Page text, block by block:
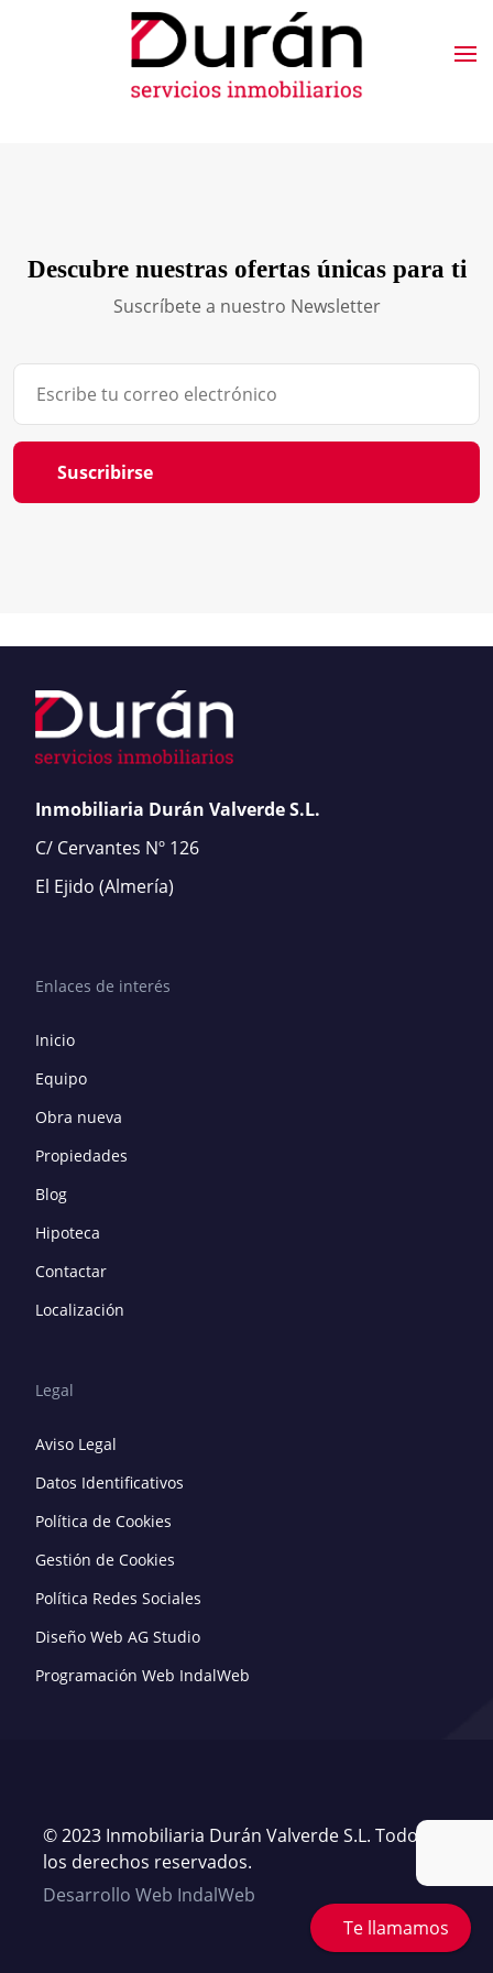
Descubre nuestras ofertas únicas para ti
Suscríbete a nuestro Newsletter
Suscribirse
Inmobiliaria Durán Valverde S.L.
C/ Cervantes Nº 126
El Ejido (Almería)
Enlaces de interés
Inicio
Equipo
Obra nueva
Propiedades
Blog
Hipoteca
Contactar
Localización
Legal
Aviso Legal
Datos Identificativos
Política de Cookies
Gestión de Cookies
Política Redes Sociales
Diseño Web AG Studio
Programación Web IndalWeb
© 2023 Inmobiliaria Durán Valverde S.L. Todos
los derechos reservados.
Desarrollo Web IndalWeb
Te llamamos